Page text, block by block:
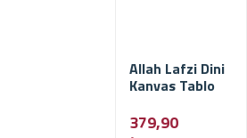
Allah Lafzi Dini
Kanvas Tablo
379,90